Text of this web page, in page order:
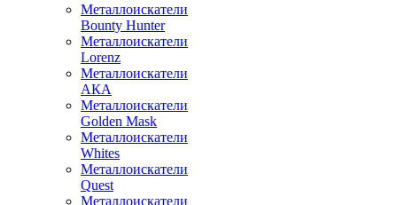
Металлоискатели
Bounty Hunter
Металлоискатели
Lorenz
Металлоискатели
АКА
Металлоискатели
Golden Mask
Металлоискатели
Whites
Металлоискатели
Quest
Металлоискатели